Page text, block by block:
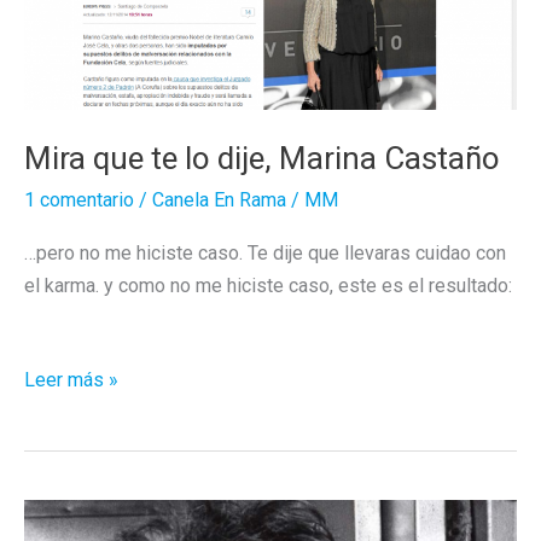
Mira que te lo dije, Marina Castaño
1 comentario / Canela En Rama / MM
…pero no me hiciste caso. Te dije que llevaras cuidao con
el karma. y como no me hiciste caso, este es el resultado:
Mira
dije,
Leer más »